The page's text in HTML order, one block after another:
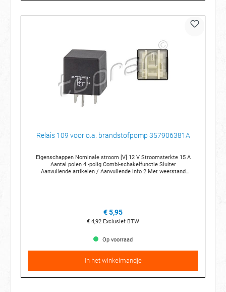
Relais 109 voor o.a. brandstofpomp 357906381A
Eigenschappen Nominale stroom [V] 12 V Stroomsterkte 15 A
Aantal polen 4 -polig Combi-schakelfunctie Sluiter
Aanvullende artikelen / Aanvullende info 2 Met weerstand
€ 5,95
€ 4,92 Exclusief BTW
Op voorraad
In het winkelmandje